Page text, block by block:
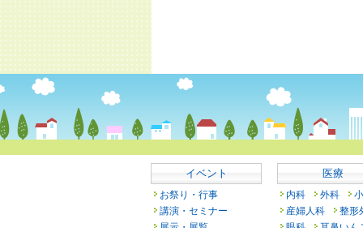
イベント
お祭り・行事
講演・セミナー
医療
内科 外科
産婦人科
整形